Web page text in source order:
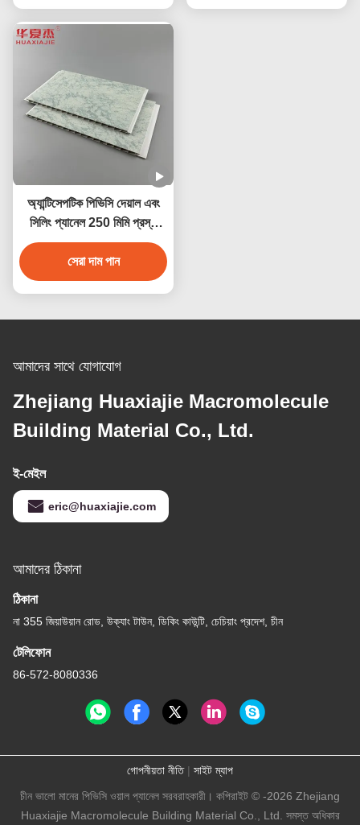
অ্যান্টিসেপটিক পিভিসি দেয়াল এবং
সিলিং প্যানেল 250 মিমি প্রস্থ
জলরোধী অ্যান্টিকোরোসিভ
সেরা দাম পান
আমাদের সাথে যোগাযোগ
Zhejiang Huaxiajie Macromolecule
Building Material Co., Ltd.
ই-মেইল
eric@huaxiajie.com
আমাদের ঠিকানা
ঠিকানা
না 355 জিয়াউয়ান রোড, উক্যাং টাউন, ডিকিং কাউন্টি, চেচিয়াং প্রদেশ, চীন
টেলিফোন
86-572-8080336
গোপনীয়তা নীতি| সাইট ম্যাপ
চীন ভালো মানের পিভিসি ওয়াল প্যানেল সরবরাহকারী। কপিরাইট © -2026 Zhejiang
Huaxiajie Macromolecule Building Material Co., Ltd. সমস্ত অধিকার